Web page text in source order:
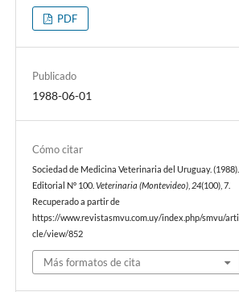
PDF
Publicado
1988-06-01
Cómo citar
Sociedad de Medicina Veterinaria del Uruguay. (1988).
Editorial Nº 100.Veterinaria (Montevideo) 24(100), 7.
Recuperado a partir de
https://www.revistasmvu.com.uy/index.php/smvu/arti
cle/view/852
Más formatos de cita